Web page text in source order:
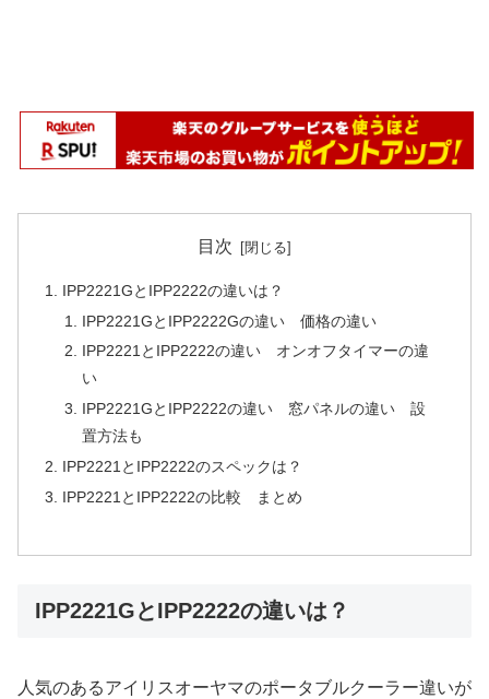
目次
IPP2221GとIPP2222の違いは？
IPP2221GとIPP2222Gの違い 価格の違い
IPP2221とIPP2222の違い オンオフタイマーの違
い
IPP2221GとIPP2222の違い 窓パネルの違い 設
置方法も
IPP2221とIPP2222のスペックは？
IPP2221とIPP2222の比較 まとめ
IPP2221GとIPP2222の違いは？
人気のあるアイリスオーヤマのポータブルクーラー違いが